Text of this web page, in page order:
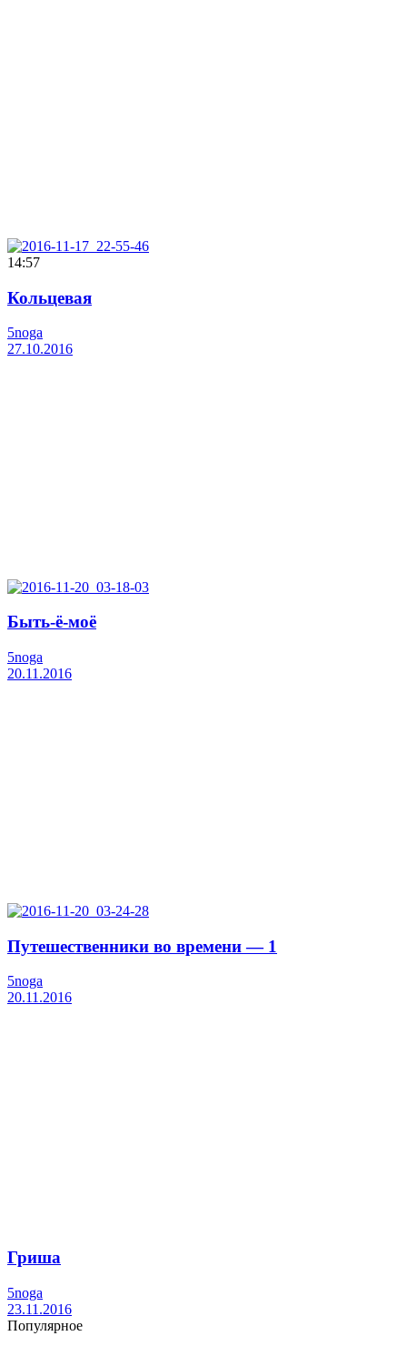
14:57
Кольцевая
5noga
27.10.2016
Быть-ё-моё
5noga
20.11.2016
Путешественники во времени — 1
5noga
20.11.2016
Гриша
5noga
23.11.2016
Популярное